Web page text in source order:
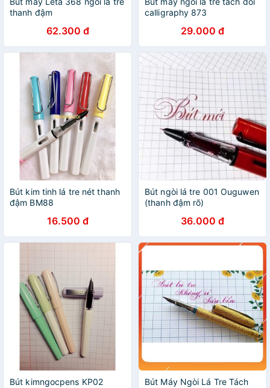
thanh đậm
62.300 đ
calligraphy 873
29.000 đ
Bút kim tinh lá tre nét thanh
đậm BM88
16.500 đ
Bút ngòi lá tre 001 Ouguwen
(thanh đậm rõ)
36.000 đ
Bút kimngocpens KP02
Bút Máy Ngòi Lá Tre Tách